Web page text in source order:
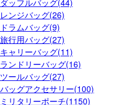
ダッフルバッグ(44)
レンジバッグ(26)
ドラムバッグ(9)
旅行用バッグ(27)
キャリーバッグ(11)
ランドリーバッグ(16)
ツールバッグ(27)
バッグアクセサリー(100)
ミリタリーポーチ(1150)